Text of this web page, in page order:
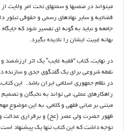
میتواند در منصبها و سمتهای تحت امر ولایت
قضائیه و سایر نهادهای رسمی و حقوقی تبلور
جامعه و نباید به گونه ای تفسیر شود که
بهانه غیبت ایشان را نادیده بگیرد.
در نهایت، کتاب “فقیه غایب” یک اثر ارزشمند
نقطه شروعی برای یک گفتگوی جدی و سازنده
در نظام جمهوری اسلامی ایران باشد. این کتاب،
راهکارهای عملی، می تواند به نخبگان و
مبتنی بر مبانی فقهی و کلامی، به این موضوع
ظهور حضرت ولی عصر (عج) و برقراری عدالت
توجه داشت که این کتاب تنها یک پیشنهاد است